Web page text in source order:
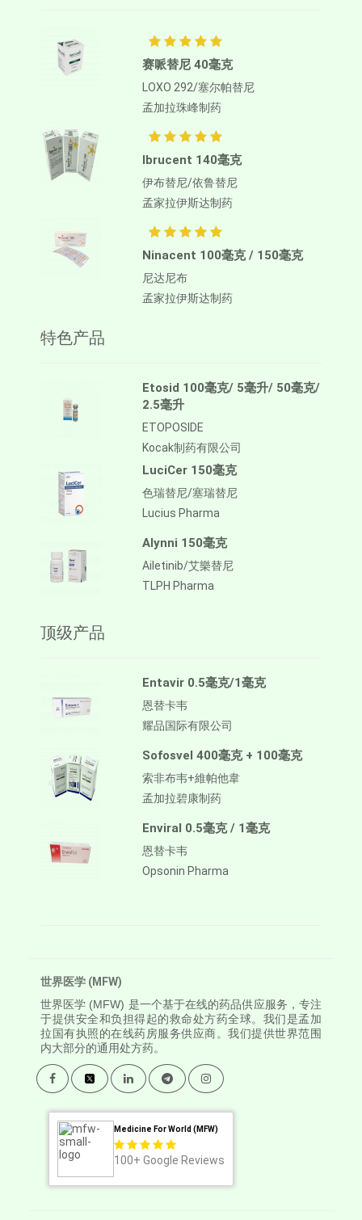
赛哌替尼 40毫克
LOXO 292/塞尔帕替尼
孟加拉珠峰制药
Ibrucent 140毫克
伊布替尼/依鲁替尼
孟家拉伊斯达制药
Ninacent 100毫克 / 150毫克
尼达尼布
孟家拉伊斯达制药
特色产品
Etosid 100毫克/ 5毫升/ 50毫克/
2.5毫升
ETOPOSIDE
Kocak制药有限公司
LuciCer 150毫克
色瑞替尼/塞瑞替尼
Lucius Pharma
Alynni 150毫克
Ailetinib/艾樂替尼
TLPH Pharma
顶级产品
Entavir 0.5毫克/1毫克
恩替卡韦
耀品国际有限公司
Sofosvel 400毫克 + 100毫克
索非布韦+維帕他韋
孟加拉碧康制药
Enviral 0.5毫克 / 1毫克
恩替卡韦
Opsonin Pharma
世界医学 (MFW)
世界医学 (MFW) 是一个基于在线的药品供应服务，专注
于提供安全和负担得起的救命处方药全球。我们是孟加
拉国有执照的在线药房服务供应商。我们提供世界范围
内大部分的通用处方药。
Medicine For World (MFW)
100+ Google Reviews